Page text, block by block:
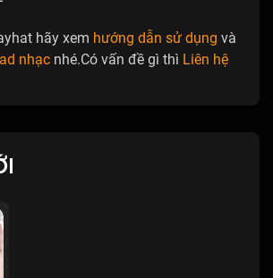
hãy xem hướng dẫn sử dụng và
nhạc nhé.Có vấn đề gì thì Liên hệ